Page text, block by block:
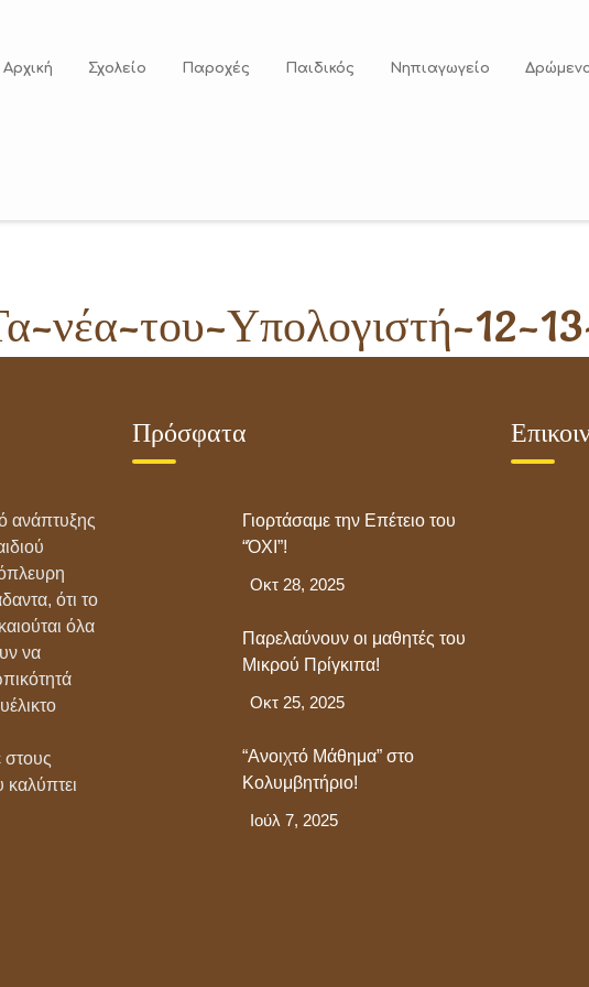
Αρχική Σχολείο Παροχές Παιδικός Νηπιαγωγείο
νέα-του-Υπολογιστή-12-
13 Μαΐου 2019
Πρίγκιπας 0 Comments
13-
ανάπτυξης
ότι το
όλα
να
Πρόσφατα
Γιορτάσαμε την Επέτειο του
“ΌΧΙ”!
Οκτ 28, 2025
Παρελαύνουν οι μαθητές του
Μικρού Πρίγκιπα!
Οκτ 25, 2025
“Ανοιχτό Μάθημα” στο
Κολυμβητήριο!
Ιούλ 7, 2025